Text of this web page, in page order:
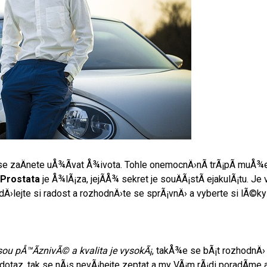
zaÄnete uÅ¾Ã­vat Å¾ivota. Tohle onemocnÄ›nÃ­ trÃ¡pÃ­
Prostata je Å¾lÃ¡za, jejÃ­Å¾ sekret je souÄÃ¡stÃ­ ejakulÃ¡tu.
si radost a rozhodnÄ›te se sprÃ¡vnÄ› a vyberte si lÃ©ky
pÅ™Ã­znivÃ© a kvalita je vysokÃ¡, takÅ¾e se bÃ¡t